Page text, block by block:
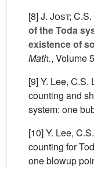
[8]J. Jost; C.S.
of the Toda
existence of
Math., Volume
[9] Y. Lee, C.S.
counting and
system: one
[10] Y. Lee,
counting for
one blowup